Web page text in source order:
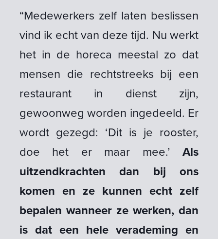
“Medewerkers zelf laten beslissen
vind ik echt van deze tijd. Nu werkt
het in de horeca meestal zo dat
mensen die rechtstreeks bij een
restaurant in dienst zijn,
gewoonweg worden ingedeeld. Er
wordt gezegd: ‘Dit is je rooster,
doe het er maar mee.’ Als
uitzendkrachten dan bij ons
komen en ze kunnen echt zelf
bepalen wanneer ze werken, dan
is dat een hele verademing en